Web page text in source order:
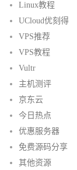
Linux教程
UCloud优刻得
VPS推荐
VPS教程
Vultr
主机测评
京东云
今日热点
优惠服务器
免费源码分享
其他资源